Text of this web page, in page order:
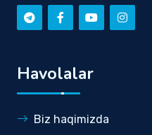
Havolalar
Biz haqimizda